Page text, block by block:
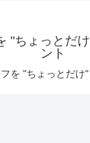
"ちょっとだ
ント
を "ちょっとだけ"